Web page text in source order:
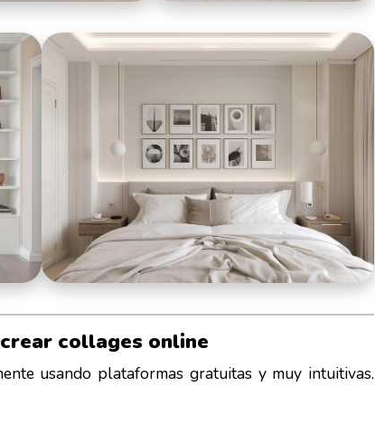
collages online
usando plataformas gratuitas y muy intuitivas.